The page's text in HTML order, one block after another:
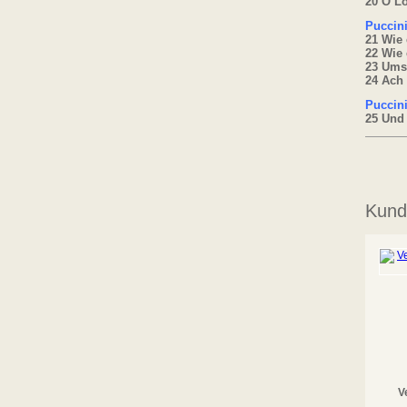
21
22
23
24
25